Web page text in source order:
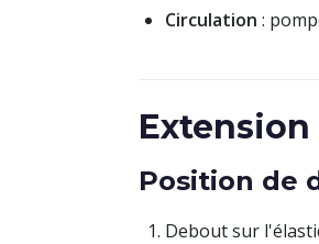
Circulation :
Position de
Debout sur